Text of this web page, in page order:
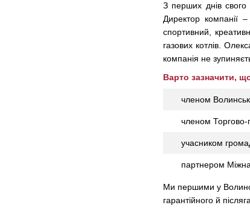
З перших днів свого
Директор компанії
спортивний,
газових котлів.
компанія не
Варто зазначити,
членом
членом Торгово-
учасником
партнером
Ми першими у
гарантійного й